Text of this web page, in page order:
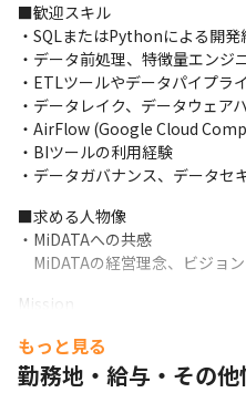
■歓迎スキル
・SQLまたはPythonによる開
・データ前処理、特徴量エンジ
・ETLツールやデータパイプラ
・データレイク、データウェア
・AirFlow (Google Cloud
・BIツールの利用経験
・データガバナンス、データセ
■求める人物像
・MiDATAへの共感
MiDATAの経営理念、ビジョ
Mission
Vision
すべての人々がAIの便利を享受
もっと見る
勤務地・給与・その他